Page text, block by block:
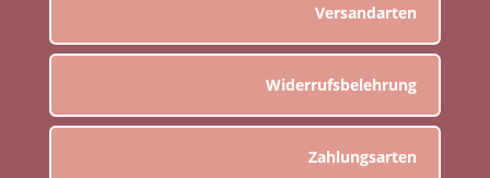
Versandarten
Widerrufsbelehrung
Zahlungsarten